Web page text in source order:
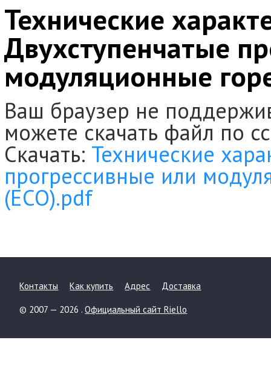
Технические
Двухступенчатые
модуляционные
Ваш браузер не
можете скачать файл по
Скачать: Технические
прогрессивные или
(ECO).pdf
Контакты Как купить Адрес Доставка
© 2007 — 2026 .Официальный сайт Riello